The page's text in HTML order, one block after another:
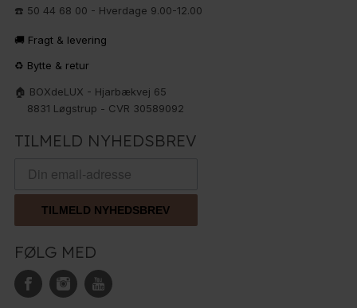
☎️ 50 44 68 00 - Hverdage 9.00-12.00
🚚 Fragt & levering
♻️ Bytte & retur
🏠 BOXdeLUX - Hjarbækvej 65
8831 Løgstrup - CVR 30589092
TILMELD NYHEDSBREV
TILMELD NYHEDSBREV
FØLG MED